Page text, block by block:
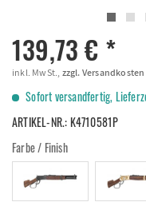
139,73 € *
inkl. MwSt., zzgl. Versandkosten
Sofort versandfertig,
ARTIKEL-NR.:K4710581P
Farbe / Finish